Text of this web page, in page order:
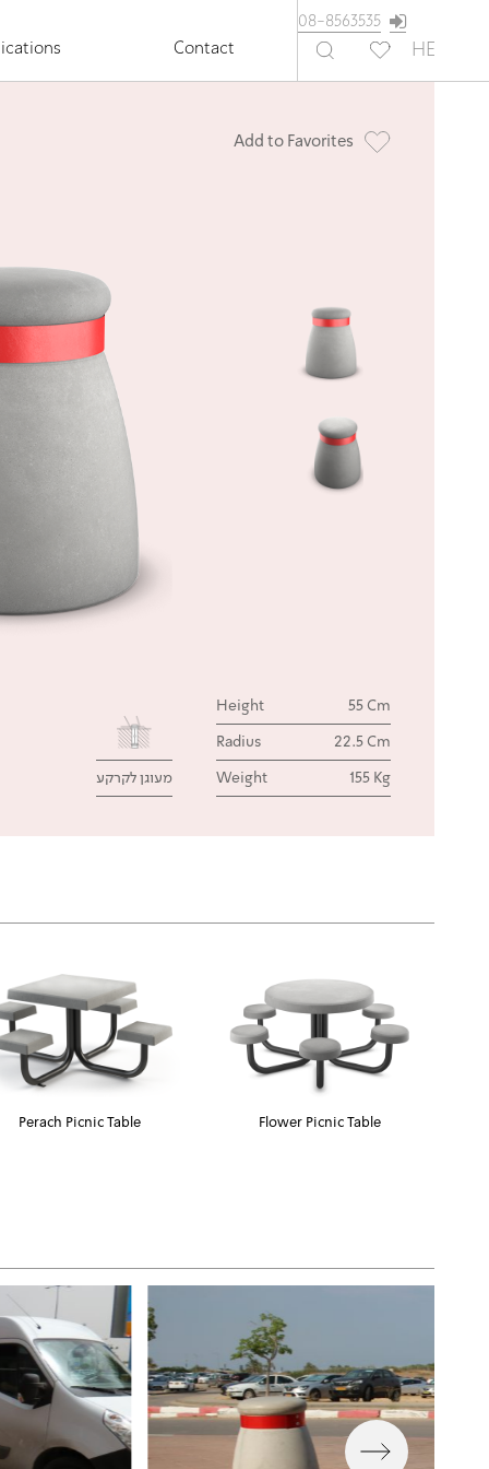
Contact
08-8563535
HE
Add to Favorites
מעוגן לקרקע
Height 55 Cm
Radius 22.5 Cm
Weight 155 Kg
Perach Picnic Table Flower Picnic Table